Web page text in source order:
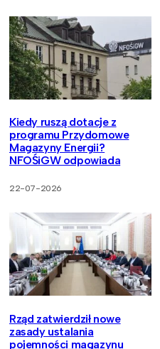
Kiedy ruszą dotacje z
programu Przydomowe
Magazyny Energii?
NFOŚiGW odpowiada
22-07-2026
Rząd zatwierdził nowe
zasady ustalania
pojemności magazynu